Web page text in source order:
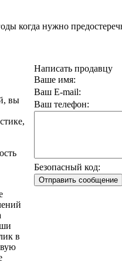
когда нужно
вы
в
Написать продавцу
Ваше имя:
Ваш E-mail:
Ваш телефон:
Безопасный код: